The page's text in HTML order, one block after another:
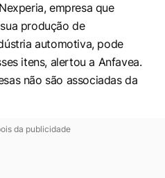
empresa que
produção de
automotiva, pode
itens, alertou a Anfavea.
não são associadas da
da publicidade